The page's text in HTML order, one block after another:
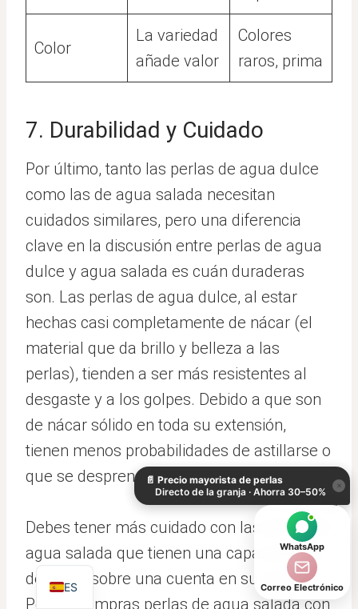
Color
La variedad
añade valor
Colores
raros, prima
7. Durabilidad y Cuidado
Por último, tanto las perlas de agua dulce
como las de agua salada necesitan
cuidados similares, pero una diferencia
clave en la discusión entre perlas de agua
dulce y agua salada es cuán duraderas
son. Las perlas de agua dulce, al estar
hechas casi completamente de nácar (el
material que da brillo y belleza a las
perlas), tienden a ser más resistentes al
desgaste y a los golpes. Debido a que son
de nácar sólido en toda su extensión,
tienen menos probabilidades de astillarse o
que se desprendan las capas exteriores.
Debes tener más cuidado con las perlas de
agua salada que tienen una capa delgada
de nácar sobre una cuenta en su interior.
Pero si compras perlas de agua salada con
📄 Precio mayorista de perlas
Directo de la granja · Ahorra 30–50%
×
WhatsApp
Correo Electrónico
ES
EN
JA
IT
DE
KO